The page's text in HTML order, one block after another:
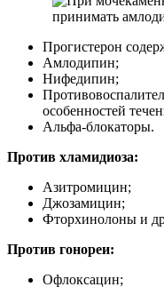
Прогистерон
Амлодипин;
Нифедипин;
особенностей
Альфа-блокаторы.
Против хламидиоза:
Азитромицин;
Джозамицин;
Фторхинолоны и
Против гонореи:
Офлоксацин;